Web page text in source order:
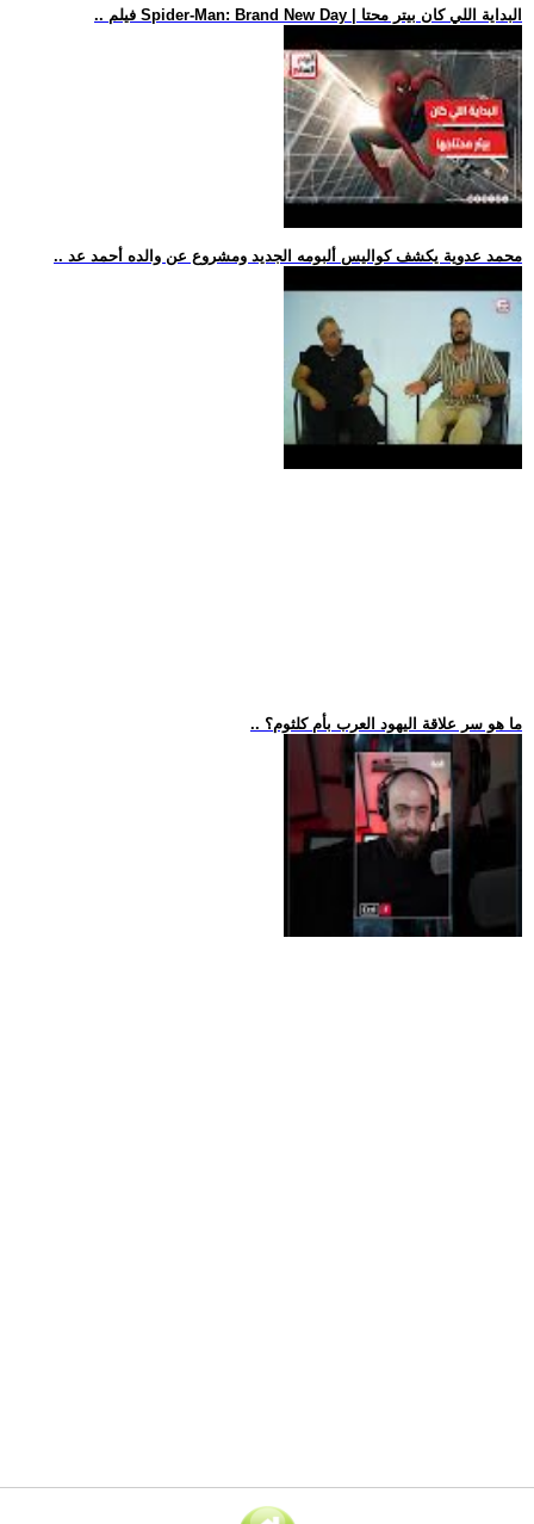
.. فيلم Spider-Man: Brand New Day | البداية اللي كان بيتر محتا
.. محمد عدوية يكشف كواليس ألبومه الجديد ومشروع عن والده أحمد عد
.. ما هو سر علاقة اليهود العرب بأم كلثوم؟